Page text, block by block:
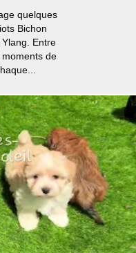
quelques
Bichon
Entre
de